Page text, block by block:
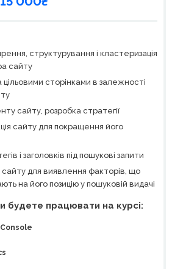
структурування і кластеризація
сайту
цільовими сторінками в залежності
сайту, розробка стратегії
сайту для покращення його
і заголовків під пошукові запити
сайту для виявлення факторів, що
на його позицію у пошуковій видачі
будете працювати на курсі: